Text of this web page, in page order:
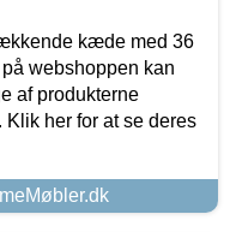
kæde med 36
webshoppen kan
af produkterne
Klik her for at se deres